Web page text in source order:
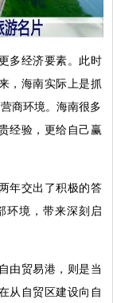
多经济要素。此时
，海南实际上是抓
商环境。海南很多
经验，更给自己赢
年交出了积极的答
环境，带来深刻启
由贸易港，则是当
从自贸区建设向自